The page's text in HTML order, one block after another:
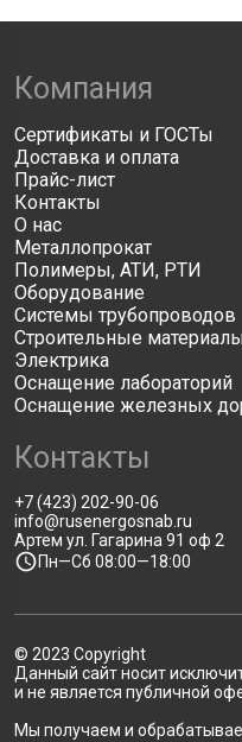
Компания
Сертификаты и ГОСТы
Доставка и оплата
Прайс-лист
Контакты
О нас
Металлопрокат
Полимеры, АТИ, РТИ
Оборудование
Системы трубопроводов
Строительные
Электрика
Оснащение лабораторий
Оснащение железных
Контакты
+7 (423) 202-90-06
info@rusenergosnab.ru
Артем ул. Гагарина 91 оф 2
Пн—Сб 08:00—18:00
© 2023 Copyright
Данный сайт носит
и не является публичной
Мы получаем и